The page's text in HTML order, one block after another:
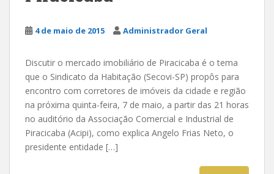
4 de maio de 2015 Administrador Geral
Discutir o mercado imobiliário de Piracicaba é o tema
que o Sindicato da Habitação (Secovi-SP) propôs para
encontro com corretores de imóveis da cidade e região
na próxima quinta-feira, 7 de maio, a partir das 21 horas
no auditório da Associação Comercial e Industrial de
Piracicaba (Acipi), como explica Angelo Frias Neto, o
presidente entidade […]